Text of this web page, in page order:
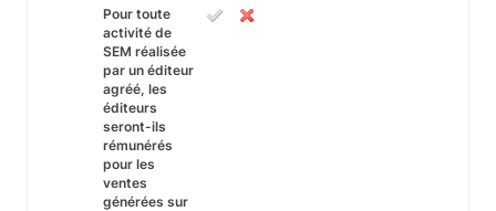
Pour toute
activité de
SEM réalisée
par un éditeur
agréé, les
éditeurs
seront-ils
rémunérés
pour les
ventes
générées sur